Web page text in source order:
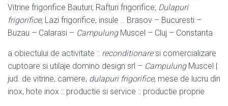
Vitrine frigorifice Bauturi; Rafturi frigorifice; Dulapuri
frigorifice; Lazi frigorifice, insule .. Brasov – Bucuresti –
Buzau – Calarasi – CampulungMuscel – Cluj – Constanta
a obiectului de activitate :: reconditionaresi comercializare
cuptoare si utilaje domino design srl – CampulungMuscel |
jud. de vitrine, camere, dulapuri frigorifice, mese de lucru din
inox, hote inox :: productie si service :: productie proprie